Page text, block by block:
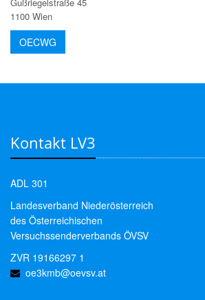
1100 Wien
OECWG
Kontakt LV3
ADL 301
Landesverband Niederösterreich
des Österreichischen
Versuchssenderverbands ÖVSV
ZVR 19166297 1
oe3kmb@oevsv.at